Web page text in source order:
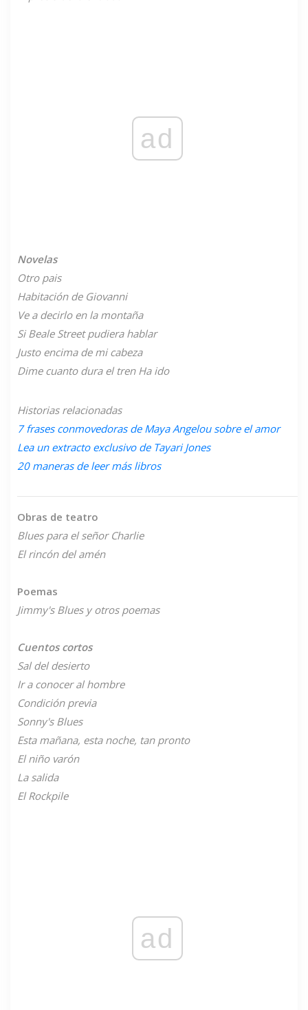
ad
Novelas
Otro pais
Habitación de Giovanni
Ve a decirlo en la montaña
Si Beale Street pudiera hablar
Justo encima de mi cabeza
Dime cuanto dura el tren Ha ido
Historias relacionadas
7 frases conmovedoras de Maya Angelou sobre el amor
Lea un extracto exclusivo de Tayari Jones
20 maneras de leer más libros
Obras de teatro
Blues para el señor Charlie
El rincón del amén
Poemas
Jimmy's Blues y otros poemas
Cuentos cortos
Sal del desierto
Ir a conocer al hombre
Condición previa
Sonny's Blues
Esta mañana, esta noche, tan pronto
El niño varón
La salida
El Rockpile
ad